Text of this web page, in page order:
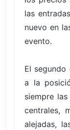
las
nuevo en
evento.
El
a la
siempre
centrales,
alejadas,